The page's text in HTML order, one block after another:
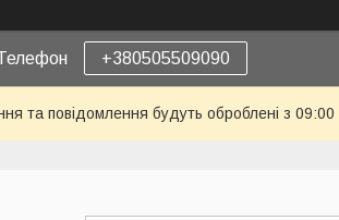
+380505509090
та повідомлення будуть оброблені з